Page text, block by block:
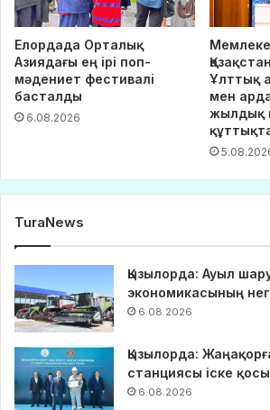
Елордада Орталық
Азиядағы ең ірі поп-
мәдениет фестивалі
басталды
6.08.2026
Ұлттық
мен
жылдық
TuraNews
Қызылорда: Ауыл
экономикасының
6.08.2026
Қызылорда:
станциясы іске
6.08.2026